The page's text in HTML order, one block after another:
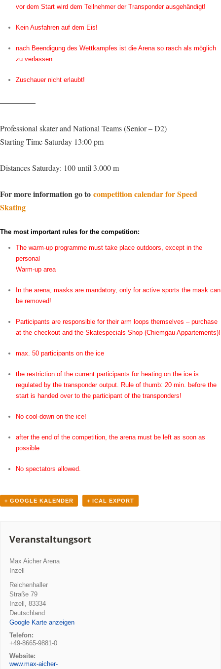
vor dem Start wird dem Teilnehmer der Transponder ausgehändigt!
Kein Ausfahren auf dem Eis!
nach Beendigung des Wettkampfes ist die Arena so rasch als möglich
zu verlassen
Zuschauer nicht erlaubt!
————–
Professional skater and National Teams (Senior – D2)
Starting Time Saturday 13:00 pm
Distances Saturday: 100 until 3.000 m
For more information go to competition calendar for Speed
Skating
The most important rules for the competition:
The warm-up programme must take place outdoors, except in the
personal
Warm-up area
In the arena, masks are mandatory, only for active sports the mask can
be removed!
Participants are responsible for their arm loops themselves – purchase
at the checkout and the Skatespecials Shop (Chiemgau Appartements)!
max. 50 participants on the ice
the restriction of the current participants for heating on the ice is
regulated by the transponder output. Rule of thumb: 20 min. before the
start is handed over to the participant of the transponders!
No cool-down on the ice!
after the end of the competition, the arena must be left as soon as
possible
No spectators allowed.
+ GOOGLE KALENDER + ICAL EXPORT
Veranstaltungsort
Max Aicher Arena
Inzell
Reichenhaller
Straße 79
Inzell , 83334
Deutschland
Google Karte anzeigen
Telefon:
+49-8665-9881-0
Website:
www.max-aicher-